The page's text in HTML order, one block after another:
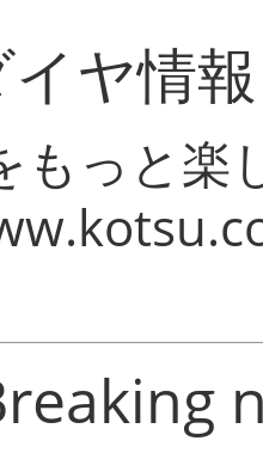
ヤ情
もっと楽